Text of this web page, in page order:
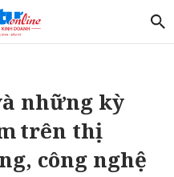
những kỳ
trên thị
công nghệ